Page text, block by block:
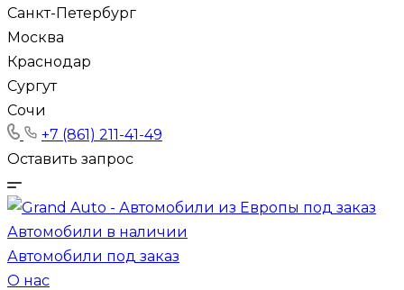
Санкт-Петербург
Москва
Краснодар
Сургут
Сочи
+7 (861) 211-41-49
Оставить запрос
Автомобили в наличии
Автомобили под заказ
О нас